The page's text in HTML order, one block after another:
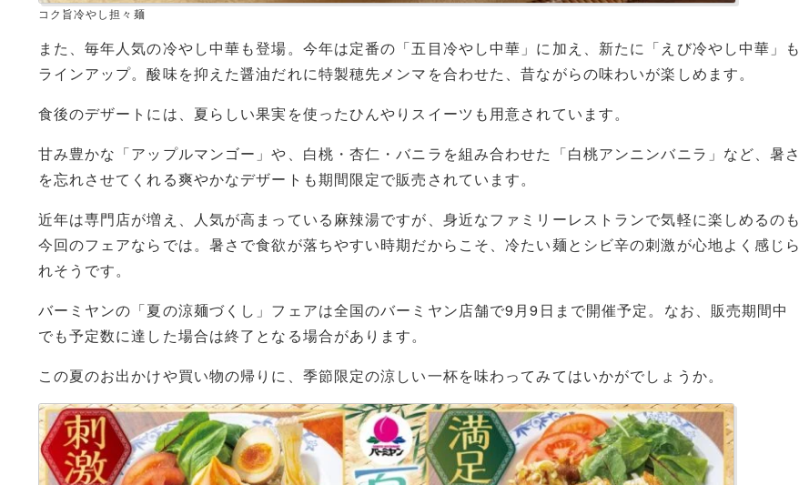
コク旨冷やし担々麺
また、毎年人気の冷やし中華も登場。今年は定番の「五目冷やし中華」に加え、新たに「えび冷やし中華」も
ラインアップ。酸味を抑えた醤油だれに特製穂先メンマを合わせた、昔ながらの味わいが楽しめます。
食後のデザートには、夏らしい果実を使ったひんやりスイーツも用意されています。
甘み豊かな「アップルマンゴー」や、白桃・杏仁・バニラを組み合わせた「白桃アンニンバニラ」など、暑さ
を忘れさせてくれる爽やかなデザートも期間限定で販売されています。
近年は専門店が増え、人気が高まっている麻辣湯ですが、身近なファミリーレストランで気軽に楽しめるのも
今回のフェアならでは。暑さで食欲が落ちやすい時期だからこそ、冷たい麺とシビ辛の刺激が心地よく感じら
れそうです。
バーミヤンの「夏の涼麺づくし」フェアは全国のバーミヤン店舗で9月9日まで開催予定。なお、販売期間中
でも予定数に達した場合は終了となる場合があります。
この夏のお出かけや買い物の帰りに、季節限定の涼しい一杯を味わってみてはいかがでしょうか。